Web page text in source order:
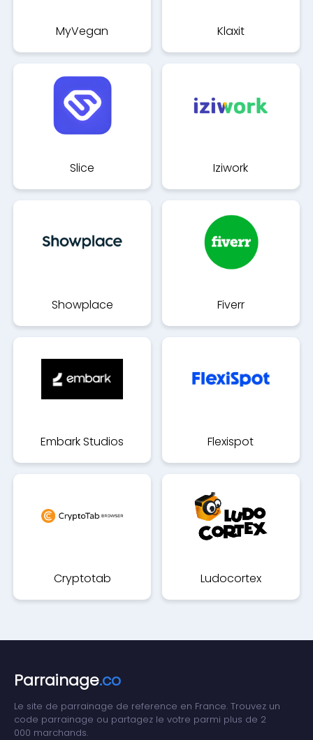
MyVegan Klaxit
Slice Iziwork
Showplace Fiverr
Embark Studios Flexispot
Cryptotab Ludocortex
Parrainage.co
Le site de parrainage de reference en France. Trouvez un
code parrainage ou partagez le votre parmi plus de 2
000 marchands.